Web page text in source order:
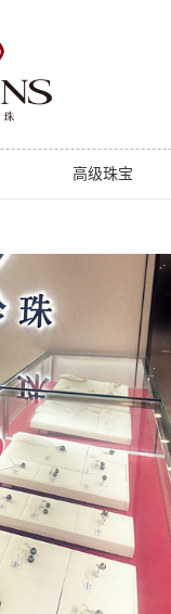
高级珠宝